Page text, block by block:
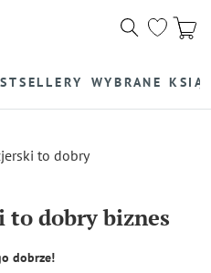
WYBRANE
to dobry biznes
dobrze!